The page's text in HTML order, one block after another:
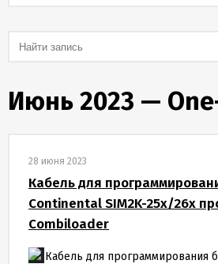
бонусы
конфиденциальности
соглашение
Публичная
оферта
Июнь 2023 —
28 июня 2023
Кабель для
Continental SIM2K-25x/26x
Combiloader
Кабель для программирования